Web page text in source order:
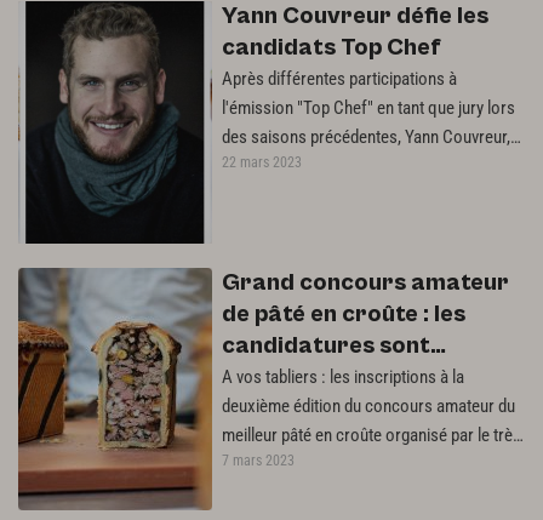
Yann Couvreur défie les
candidats Top Chef
Après différentes participations à
l'émission "Top Chef" en tant que jury lors
des saisons précédentes, Yann Couvreur,
l'un des pâtissiers les plus en…
22 mars 2023
Grand concours amateur
de pâté en croûte : les
candidatures sont
ouvertes
A vos tabliers : les inscriptions à la
deuxième édition du concours amateur du
meilleur pâté en croûte organisé par le très
sérieux @pate_croute_france…
7 mars 2023